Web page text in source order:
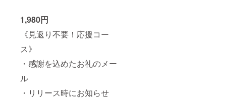
1,980円
《見返り不要！応援コー
ス》
・感謝を込めたお礼のメー
ル
・リリース時にお知らせ